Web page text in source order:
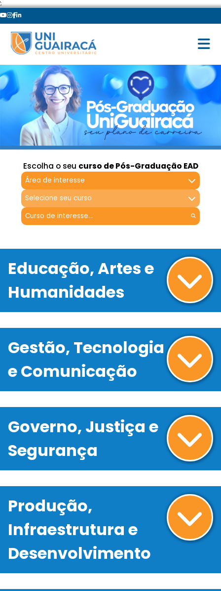
';
Escolha o seu curso de Pós-Graduação EAD
Área de interesse
Selecione seu curso
Educação, Artes e
Humanidades
Gestão, Tecnologia
e Comunicação
Governo, Justiça e
Segurança
Produção,
Infraestrutura e
Desenvolvimento